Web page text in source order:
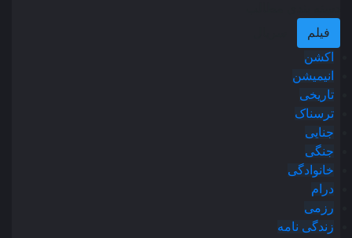
فیلم
اکشن
انیمیشن
تاریخی
ترسناک
جنایی
جنگی
خانوادگی
درام
رزمی
زندگی نامه